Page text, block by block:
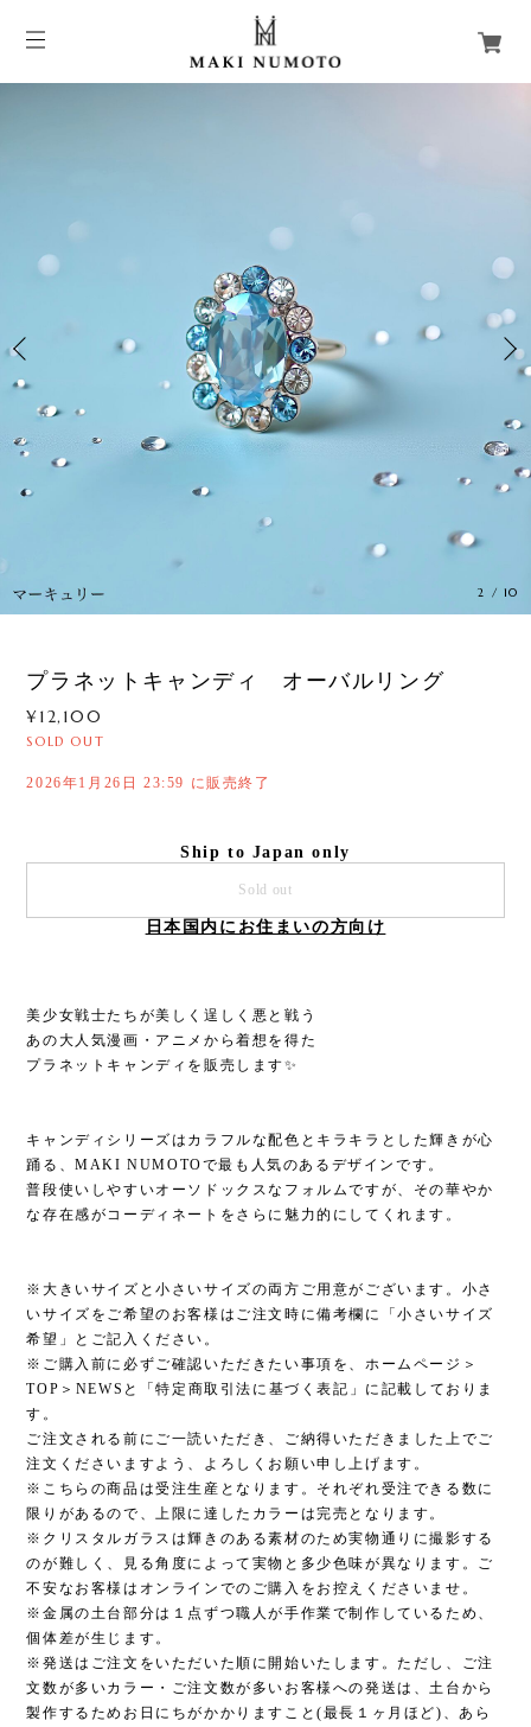
2 / 10
プラネットキャンディ オーバルリング
¥12,100
SOLD OUT
2026年1月26日 23:59 に販売終了
Ship to Japan only
Sold out
日本国内にお住まいの方向け
美少女戦士たちが美しく逞しく悪と戦う
あの大人気漫画・アニメから着想を得た
プラネットキャンディを販売します✨
キャンディシリーズはカラフルな配色とキラキラとした輝きが心
踊る、MAKI NUMOTOで最も人気のあるデザインです。
普段使いしやすいオーソドックスなフォルムですが、その華やか
な存在感がコーディネートをさらに魅力的にしてくれます。
※大きいサイズと小さいサイズの両方ご用意がございます。小さ
いサイズをご希望のお客様はご注文時に備考欄に「小さいサイズ
希望」とご記入ください。
※ご購入前に必ずご確認いただきたい事項を、ホームページ＞
TOP＞NEWSと「特定商取引法に基づく表記」に記載しておりま
す。
ご注文される前にご一読いただき、ご納得いただきました上でご
注文くださいますよう、よろしくお願い申し上げます。
※こちらの商品は受注生産となります。それぞれ受注できる数に
限りがあるので、上限に達したカラーは完売となります。
※クリスタルガラスは輝きのある素材のため実物通りに撮影する
のが難しく、見る角度によって実物と多少色味が異なります。ご
不安なお客様はオンラインでのご購入をお控えくださいませ。
※金属の土台部分は１点ずつ職人が手作業で制作しているため、
個体差が生じます。
※発送はご注文をいただいた順に開始いたします。ただし、ご注
文数が多いカラー・ご注文数が多いお客様への発送は、土台から
製作するためお日にちがかかりますこと(最長１ヶ月ほど)、あら